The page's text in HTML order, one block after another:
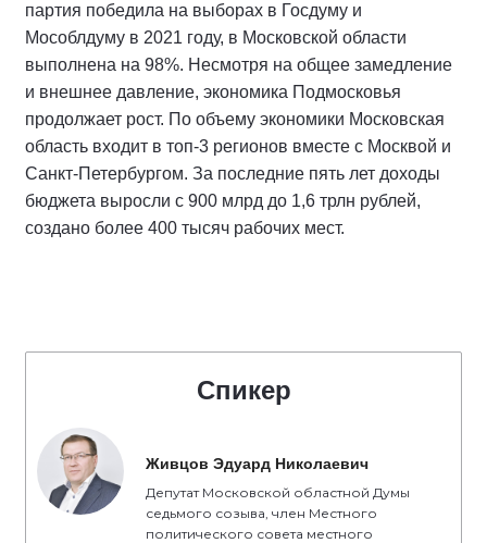
партия победила на выборах в Госдуму и
Мособлдуму в 2021 году, в Московской области
выполнена на 98%. Несмотря на общее замедление
и внешнее давление, экономика Подмосковья
продолжает рост. По объему экономики Московская
область входит в топ-3 регионов вместе с Москвой и
Санкт-Петербургом. За последние пять лет доходы
бюджета выросли с 900 млрд до 1,6 трлн рублей,
создано более 400 тысяч рабочих мест.
Спикер
Живцов Эдуард Николаевич
Депутат Московской областной Думы
седьмого созыва, член Местного
политического совета местного